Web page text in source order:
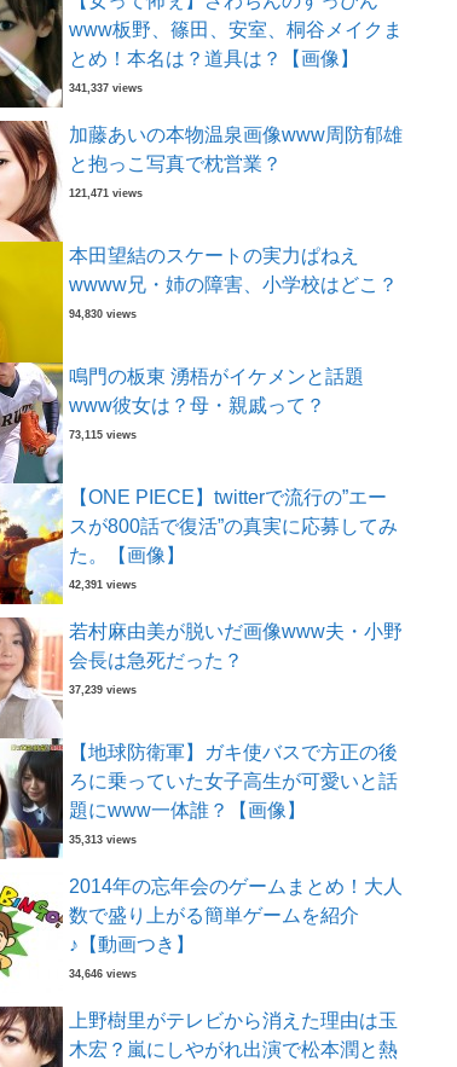
www板野、篠田、安室、桐谷メイクま
とめ！本名は？道具は？【画像】
341,337 views
加藤あいの本物温泉画像www周防郁雄
と抱っこ写真で枕営業？
121,471 views
本田望結のスケートの実力ぱねえ
wwww兄・姉の障害、小学校はどこ？
94,830 views
鳴門の板東 湧梧がイケメンと話題
www彼女は？母・親戚って？
73,115 views
【ONE PIECE】twitterで流行の”エー
スが800話で復活”の真実に応募してみ
た。【画像】
42,391 views
若村麻由美が脱いだ画像www夫・小野
会長は急死だった？
37,239 views
【地球防衛軍】ガキ使バスで方正の後
ろに乗っていた女子高生が可愛いと話
題にwww一体誰？【画像】
35,313 views
2014年の忘年会のゲームまとめ！大人
数で盛り上がる簡単ゲームを紹介
♪【動画つき】
34,646 views
上野樹里がテレビから消えた理由は玉
木宏？嵐にしやがれ出演で松本潤と熱